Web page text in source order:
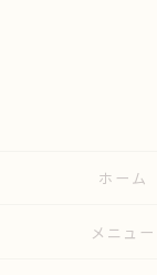
ホーム
メニュー